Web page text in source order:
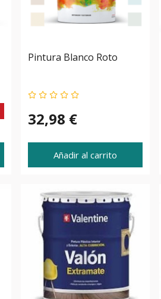
Pintura Blanco Roto
32,98 €
Añadir al carrito